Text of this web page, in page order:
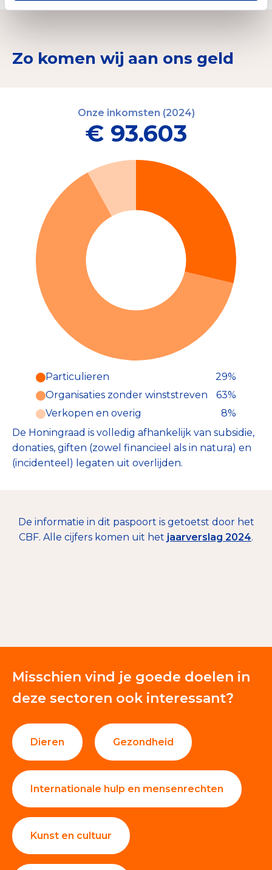
Zo komen wij aan ons geld
Onze inkomsten (2024)
€ 93.603
Particulieren (29%)
Deze inkomsten zijn als volgt
onderverdeeld:
Particulieren
29%
Organisaties zonder winststreven
63%
Verkopen en overig
8%
De Honingraad is volledig afhankelijk van subsidie,
donaties, giften (zowel financieel als in natura) en
(incidenteel) legaten uit overlijden.
De informatie in dit paspoort is getoetst door het
CBF. Alle cijfers komen uit het jaarverslag 2024.
Misschien vind je goede doelen in
deze sectoren ook interessant?
Dieren Gezondheid
Internationale hulp en mensenrechten
Kunst en cultuur